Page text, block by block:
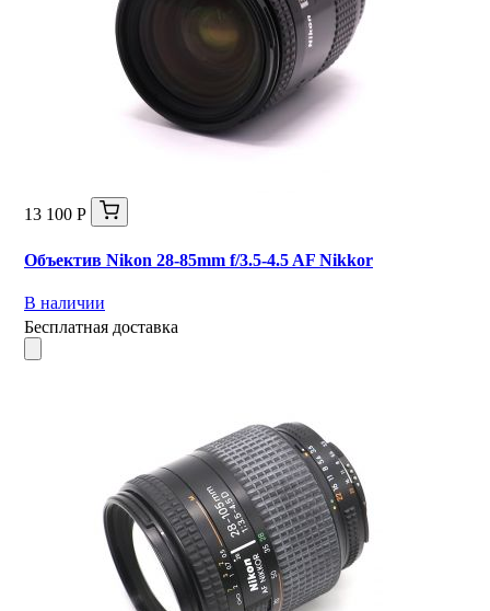
13 100 Р
Объектив Nikon 28-85mm f/3.5-4.5 AF Nikkor
В наличии
Бесплатная доставка